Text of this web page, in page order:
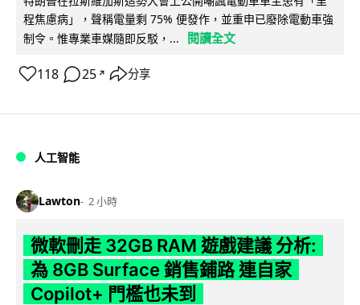
程焦慮病」，聲稱電量剩 75% 便發作，並重申已廢除電動車強
制令。惟專業車媒隨即反駁，...
閱讀全文
118 25 ↗ 分享
人工智能
Lawton 2 小時
微軟刪走 32GB RAM 遊戲建議 分析:
為 8GB Surface 銷售鋪路 連自家
Copilot+ 門檻也未到